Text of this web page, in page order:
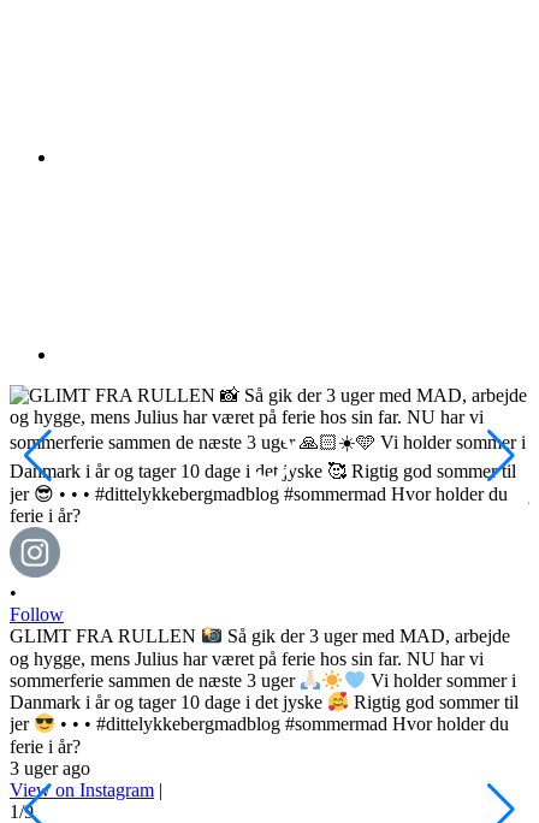
•
Follow
GLIMT FRA RULLEN
Så gik der 3 uger med MAD, arbejde
og hygge, mens Julius har været på ferie hos sin far. NU har vi
sommerferie sammen de næste 3 uger
Vi holder sommer i
Danmark i år og tager 10 dage i det jyske
Rigtig god sommer til
jer
• • • #dittelykkebergmadblog #sommermad Hvor holder du
ferie i år?
3 uger ago
View on Instagram |
1/9